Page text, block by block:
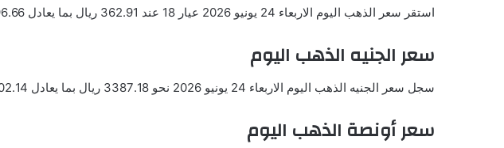
استقر سعر الذهب اليوم الاربعاء 24 يونيو 2026 عيار 18 عند 362.91 ريال بما يعادل 96.66 دولار.
سعر الجنيه الذهب اليوم
سجل سعر الجنيه الذهب اليوم الاربعاء 24 يونيو 2026 نحو 3387.18 ريال بما يعادل 902.14 دولار.
سعر أونصة الذهب اليوم